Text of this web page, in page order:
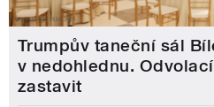
Trumpův taneční sál
v nedohlednu.
zastavit